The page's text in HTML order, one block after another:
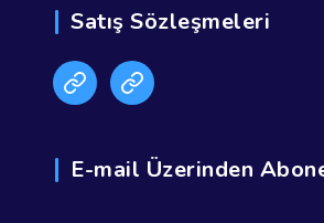
Satış Sözleşmeleri
E-mail Üzerinden